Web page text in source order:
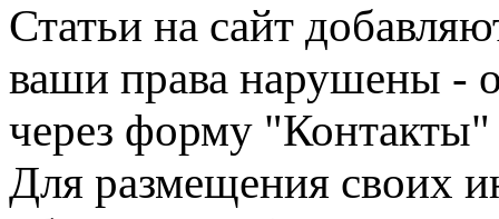
Статьи на сайт
ваши права нарушены -
через форму "Контакты"
Для размещения своих